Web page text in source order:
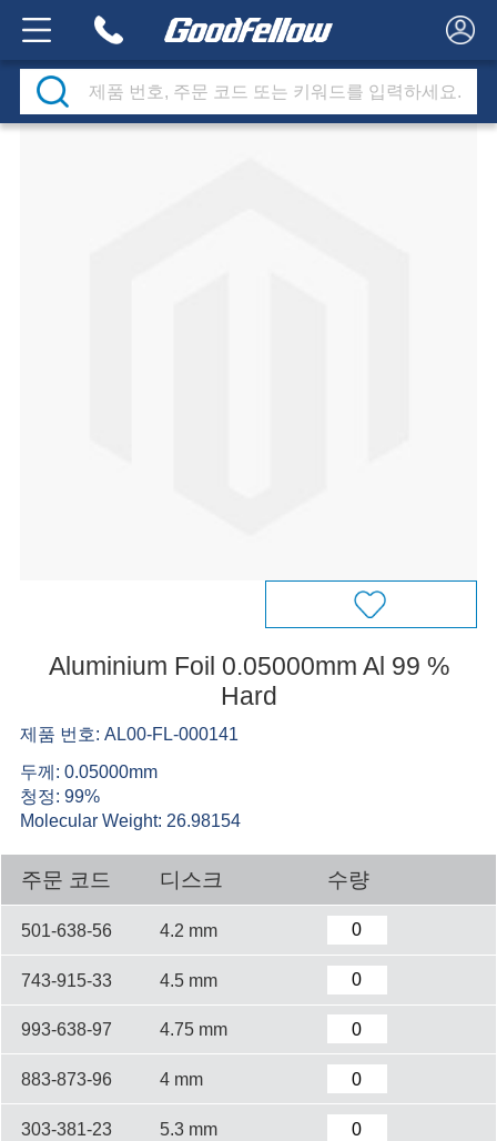
Aluminium Foil 0.05000mm Al 99 %
Hard
제품 번호: AL00-FL-000141
두께: 0.05000mm
청정: 99%
Molecular Weight: 26.98154
주문 코드 디스크 수량
501-638-56 4.2 mm
743-915-33 4.5 mm
993-638-97 4.75 mm
883-873-96 4 mm
303-381-23 5.3 mm